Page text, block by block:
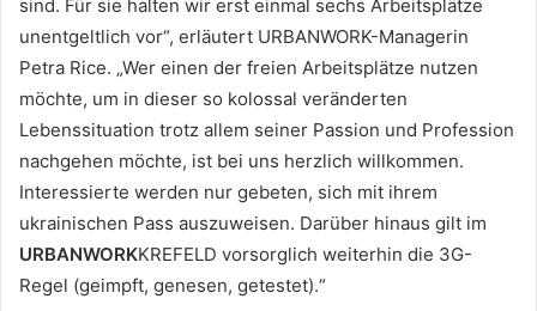
sind. Für sie halten wir erst einmal sechs Arbeitsplätze
unentgeltlich vor“, erläutert URBANWORK-Managerin
Petra Rice. „Wer einen der freien Arbeitsplätze nutzen
möchte, um in dieser so kolossal veränderten
Lebenssituation trotz allem seiner Passion und Profession
nachgehen möchte, ist bei uns herzlich willkommen.
Interessierte werden nur gebeten, sich mit ihrem
ukrainischen Pass auszuweisen. Darüber hinaus gilt im
URBANWORKKREFELD vorsorglich weiterhin die 3G-
Regel (geimpft, genesen, getestet).“